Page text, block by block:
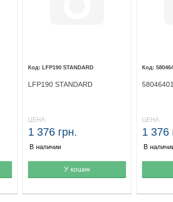
Товар в корзине
LFP190 STANDARD
LFP190 STANDARD
ЦЕНА:
1 376 грн.
В наличии
У кошик Товар
ЦЕНА:
1 376
В